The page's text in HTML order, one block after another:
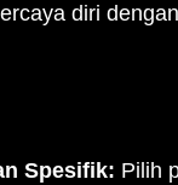
diri
Spesifik: Pilih